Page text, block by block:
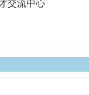
交流中心